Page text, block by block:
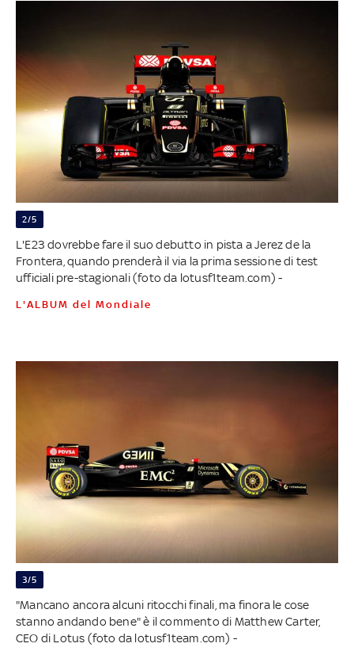
2/5
L'E23 dovrebbe fare il suo debutto in pista a Jerez de la
Frontera, quando prenderà il via la prima sessione di test
ufficiali pre-stagionali (foto da lotusf1team.com) -
L'ALBUM del Mondiale
3/5
"Mancano ancora alcuni ritocchi finali, ma finora le cose
stanno andando bene" è il commento di Matthew Carter,
CEO di Lotus (foto da lotusf1team.com) -